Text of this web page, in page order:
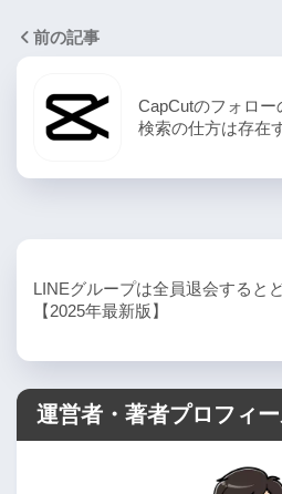
前の記事
CapCutのフォロ
検索の仕方は存在
LINEグループは全員退会すると
【2025年最新版】
運営者・著者プロフィ